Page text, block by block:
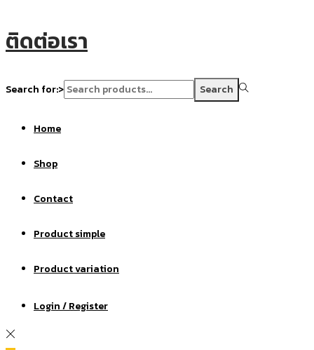
ติดต่อเรา
Search for:> Search
Home
Shop
Contact
Product simple
Product variation
Login / Register